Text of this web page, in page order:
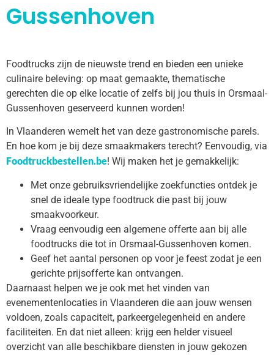
Gussenhoven
Foodtrucks zijn de nieuwste trend en bieden een unieke
culinaire beleving: op maat gemaakte, thematische
gerechten die op elke locatie of zelfs bij jou thuis in Orsmaal-
Gussenhoven geserveerd kunnen worden!
In Vlaanderen wemelt het van deze gastronomische parels.
En hoe kom je bij deze smaakmakers terecht? Eenvoudig, via
Foodtruckbestellen.be! Wij maken het je gemakkelijk:
Met onze gebruiksvriendelijke zoekfuncties ontdek je
snel de ideale type foodtruck die past bij jouw
smaakvoorkeur.
Vraag eenvoudig een algemene offerte aan bij alle
foodtrucks die tot in Orsmaal-Gussenhoven komen.
Geef het aantal personen op voor je feest zodat je een
gerichte prijsofferte kan ontvangen.
Daarnaast helpen we je ook met het vinden van
evenementenlocaties in Vlaanderen die aan jouw wensen
voldoen, zoals capaciteit, parkeergelegenheid en andere
faciliteiten. En dat niet alleen: krijg een helder visueel
overzicht van alle beschikbare diensten in jouw gekozen